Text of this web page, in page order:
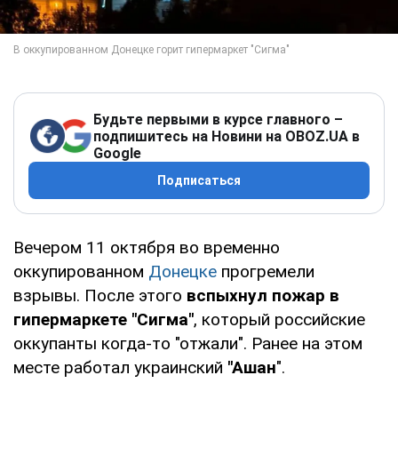
Будьте первыми в курсе главного –
подпишитесь на Новини на OBOZ.UA в
Google
Подписаться
Вечером 11 октября во временно
оккупированном Донецке прогремели
взрывы. После этого вспыхнул пожар в
гипермаркете "Сигма", который российские
оккупанты когда-то "отжали". Ранее на этом
месте работал украинский "Ашан".